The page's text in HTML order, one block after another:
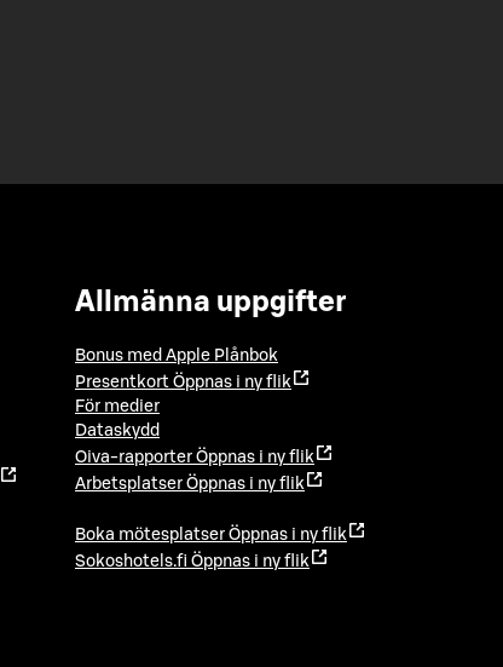
Allmänna uppgifter
Bonus med Apple Plånbok
Presentkort Öppnas i ny flik
För medier
Dataskydd
Oiva-rapporter Öppnas i ny flik
Arbetsplatser Öppnas i ny flik
Boka mötesplatser Öppnas i ny flik
Sokoshotels.fi Öppnas i ny flik